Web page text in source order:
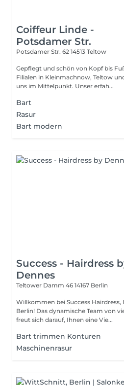
Coiffeur Linde -
Potsdamer Str.
Potsdamer Str. 62 14513 Teltow
Gepflegt und schön von Kopf bis
Filialen in Kleinmachnow, Teltow
uns im Mittelpunkt. Unser erfah...
Bart
Rasur
Bart modern
Success - Hairdress
Dennes
Teltower Damm 46 14167 Berlin
Willkommen bei Success
Berlin! Das dynamische Team von
freut sich darauf, Ihnen eine Vie...
Bart trimmen Konturen
Maschinenrasur